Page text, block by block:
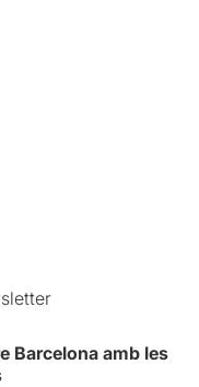
Barcelona amb les